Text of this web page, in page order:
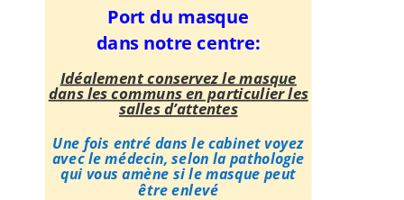
Port du masque
dans notre centre:
Idéalement conservez le masque
dans les communs en particulier les
salles d’attentes
Une fois entré dans le cabinet voyez
avec le médecin, selon la pathologie
qui vous amène si le masque peut
être enlevé